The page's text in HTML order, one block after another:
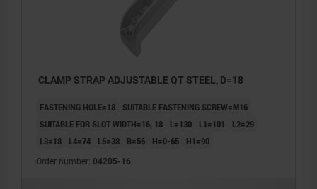
CLAMP STRAP ADJUSTABLE QT STEEL, D=18
FASTENING HOLE=18
SUITABLE FASTENING SCREW=M16
SUITABLE FOR SLOT WIDTH=16, 18
L=130 L1=101
L2=29
L3=18
L4=74 L5=38 B=56 H=0-65 H1=90
Order number: 04205-16